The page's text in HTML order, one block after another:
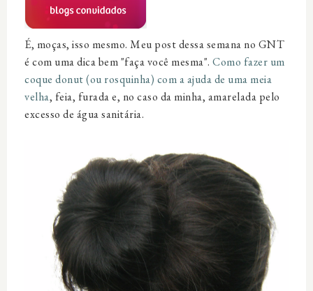
É, moças, isso mesmo. Meu post dessa semana no GNT
é com uma dica bem "faça você mesma". Como fazer um
coque donut (ou rosquinha) com a ajuda de uma meia
velha, feia, furada e, no caso da minha, amarelada pelo
excesso de água sanitária.